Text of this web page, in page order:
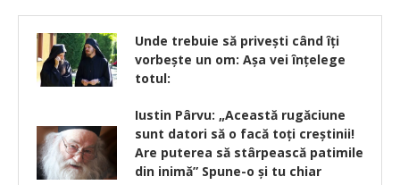
Unde trebuie să privești când îți
vorbește un om: Așa vei înțelege
totul:
Iustin Pârvu: „Această rugăciune
sunt datori să o facă toți creștinii!
Are puterea să stârpească patimile
din inimă” Spune-o și tu chiar